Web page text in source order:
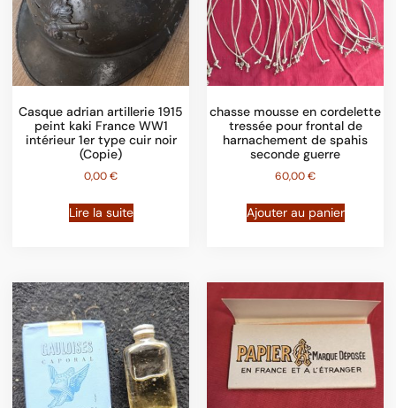
Casque adrian artillerie 1915
peint kaki France WW1
intérieur 1er type cuir noir
(Copie)
0,00€
Lire la suite
chasse mousse en cordelette
tressée pour frontal de
harnachement de spahis
seconde guerre
60,00€
Ajouter au panier